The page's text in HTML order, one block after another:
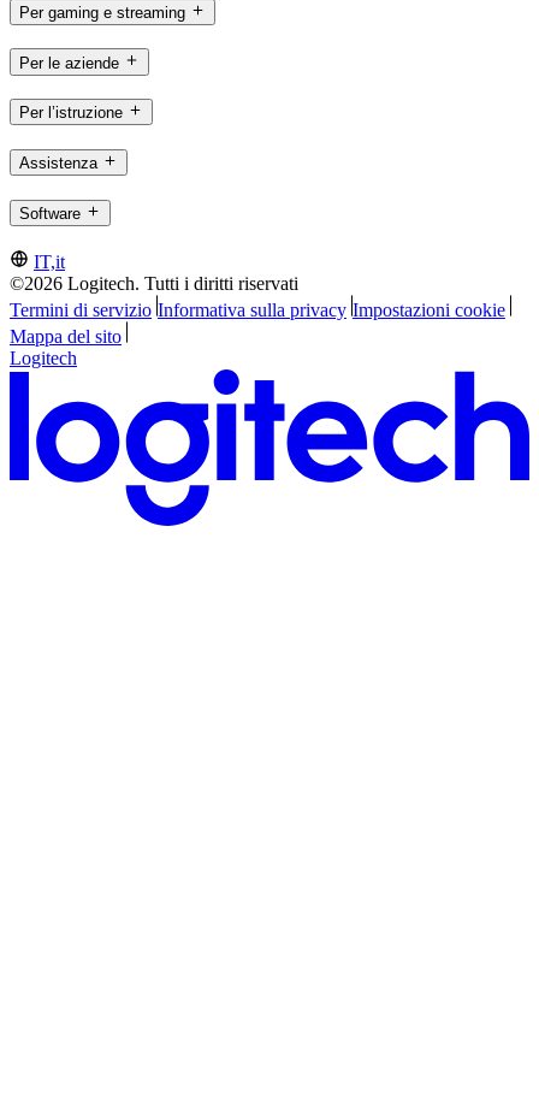
Per gaming e streaming
Per le aziende
Per l’istruzione
Assistenza
Software
IT,it
©2026 Logitech. Tutti i diritti riservati
Termini di servizio Informativa sulla privacy Impostazioni cookie
Mappa del sito
Logitech